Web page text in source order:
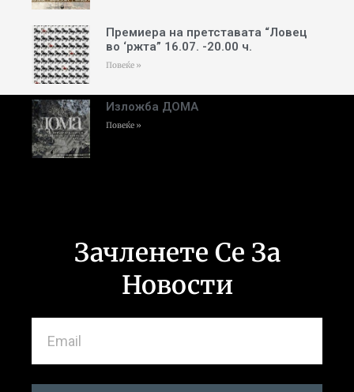
Премиера на претставата “Ловец
во ‘ржта” 16.07. -20.00 ч.
Повеќе »
Изложба ДОМА
Повеќе »
Зачленете Се За
Новости